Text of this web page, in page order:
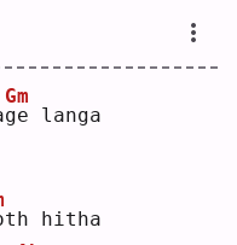
g
Gm
e langa
hitha